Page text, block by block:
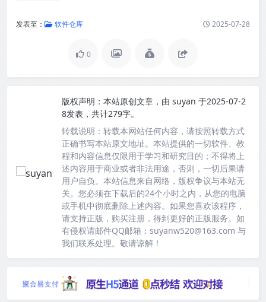
发表至： 软件仓库 2025-07-28
0
版权声明： 本站原创文章，由 suyan 于2025-07-2
8发表，共计279字。
转载说明： 转载本网站任何内容，请按照转载方式
正确书写本站原文地址。本站提供的一切软件、教
程和内容信息仅限用于学习和研究目的；不得将上
述内容用于商业或者非法用途，否则，一切后果请
用户自负。本站信息来自网络，版权争议与本站无
关。您必须在下载后的24个小时之内，从您的电脑
或手机中彻底删除上述内容。如果您喜欢该程序，
请支持正版，购买注册，得到更好的正版服务。如
有侵权请邮件QQ邮箱：suyanw520@163.com 与
我们联系处理。敬请谅解！